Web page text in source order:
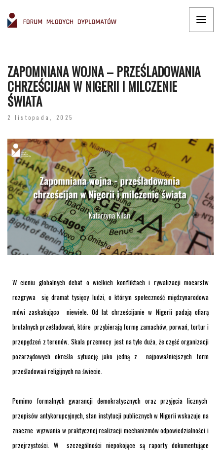
ZAPOMNIANA WOJNA – PRZEŚLADOWANIA
CHRZEŚCIJAN W NIGERII I MILCZENIE
ŚWIATA
2 listopada, 2025
W cieniu globalnych debat o wielkich konfliktach i rywalizacji mocarstw
rozgrywa się dramat tysięcy ludzi, o którym społeczność międzynarodowa
mówi zaskakująco niewiele. Od lat chrześcijanie w Nigerii padają ofiarą
brutalnych prześladowań, które przybierają formę zamachów, porwań, tortur i
przepędzeń z terenów. Skala przemocy jest na tyle duża, że część organizacji
pozarządowych określa sytuację jako jedną z najpoważniejszych form
prześladowań religijnych na świecie.
Pomimo formalnych gwarancji demokratycznych oraz przyjęcia licznych
przepisów antykorupcyjnych, stan instytucji publicznych w Nigerii wskazuje na
znaczne wyzwania w praktycznej realizacji mechanizmów odpowiedzialności i
przejrzystości. W szczególności niepokojące są raporty dokumentujące